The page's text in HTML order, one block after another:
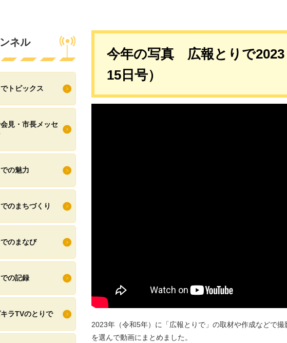
今年の写真 広報とりで2023
15日号）
2023年（令和5年）に「広報とりで」の取材や作成などで
を選んで動画にまとめました。
ネル
トピックス
見・市長メッセ
の魅力
のまちづくり
のまなび
の記録
ラTVのとりで